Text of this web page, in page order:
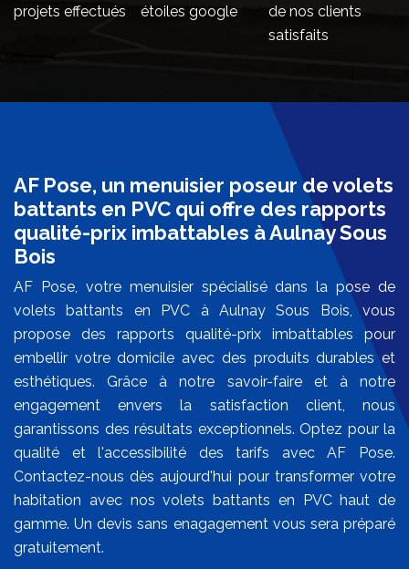
projets effectués étoiles google
de nos clients
satisfaits
AF Pose, un menuisier poseur de volets
battants en PVC qui offre des rapports
qualité-prix imbattables à Aulnay Sous
Bois
AF Pose, votre menuisier spécialisé dans la pose de
volets battants en PVC à Aulnay Sous Bois, vous
propose des rapports qualité-prix imbattables pour
embellir votre domicile avec des produits durables et
esthétiques. Grâce à notre savoir-faire et à notre
engagement envers la satisfaction client, nous
garantissons des résultats exceptionnels. Optez pour la
qualité et l'accessibilité des tarifs avec AF Pose.
Contactez-nous dès aujourd'hui pour transformer votre
habitation avec nos volets battants en PVC haut de
gamme. Un devis sans enagagement vous sera préparé
gratuitement.